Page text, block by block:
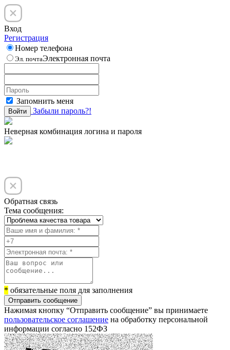
Вход
Регистрация
Номер телефона
Эл. почтаЭлектронная почта
Запомнить меня
Войти Забыли пароль?!
Неверная комбинация логина и пароля
Обратная связь
Тема сообщения:
* обязательные поля для заполнения
Отправить сообщение
Нажимая кнопку “Отправить сообщение” вы принимаете
пользовательское соглашение на обработку персональной
информации согласно 152ФЗ